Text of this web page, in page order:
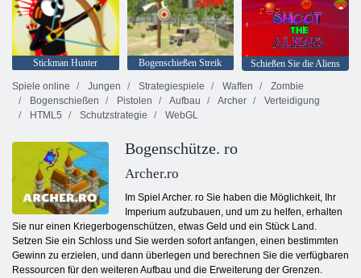
Stickman Hunter Bogenschießen Streik
Schießen Sie die Aliens
Spiele online
Jungen Strategiespiele Waffen
Zombie
Bogenschießen
Pistolen Aufbau Archer
Verteidigung
HTML5
Schutzstrategie WebGL
Bogenschütze. ro
Archer.ro
Im Spiel Archer. ro Sie haben die Möglichkeit, Ihr
Imperium aufzubauen, und um zu helfen, erhalten
Sie nur einen Kriegerbogenschützen, etwas Geld und ein Stück Land.
Setzen Sie ein Schloss und Sie werden sofort anfangen, einen bestimmten
Gewinn zu erzielen, und dann überlegen und berechnen Sie die verfügbaren
Ressourcen für den weiteren Aufbau und die Erweiterung der Grenzen.